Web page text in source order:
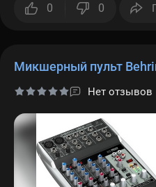
0 0
Микшерный пульт
Нет отзывов